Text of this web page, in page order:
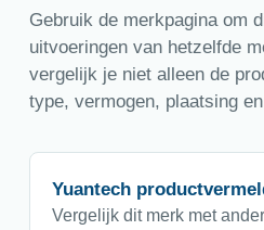
Gebruik de merkpagina om
uitvoeringen van hetzelfde
vergelijk je niet alleen de
type, vermogen, plaatsing
Yuantech
Vergelijk dit merk met